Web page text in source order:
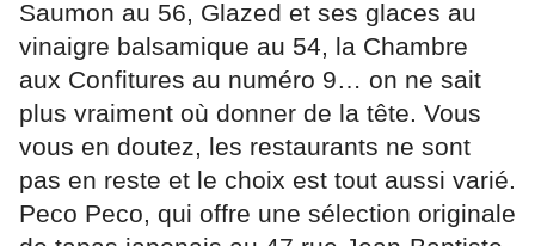
Saumon au 56, Glazed et ses glaces au
vinaigre balsamique au 54, la Chambre
aux Confitures au numéro 9… on ne sait
plus vraiment où donner de la tête. Vous
vous en doutez, les restaurants ne sont
pas en reste et le choix est tout aussi varié.
Peco Peco, qui offre une sélection originale